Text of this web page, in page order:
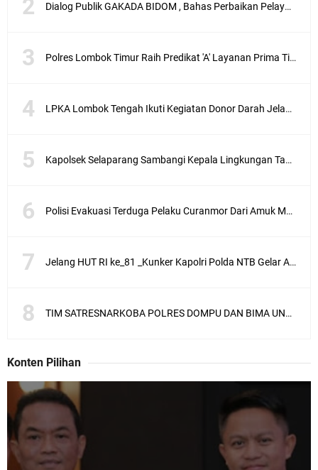
Dialog Publik GAKADA BIDOM , Bahas Perbaikan Pelayanan Medis di NTB
Polres Lombok Timur Raih Predikat 'A' Layanan Prima Tingkat Polres Jajaran
LPKA Lombok Tengah Ikuti Kegiatan Donor Darah Jelang HUT RI_ Ke 81
Kapolsek Selaparang Sambangi Kepala Lingkungan Taman Perkuat Sinergitas
Polisi Evakuasi Terduga Pelaku Curanmor Dari Amuk Masa
Jelang HUT RI ke_81 _Kunker Kapolri Polda NTB Gelar Apel Siaga Kamtibmas Serentak
TIM SATRESNARKOBA POLRES DOMPU DAN BIMA UNGKAP KASUS NARKOBA VIA JASA PENGIRIMAN BARANG JNE
Konten Pilihan